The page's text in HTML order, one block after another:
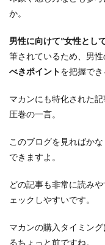
か。
男性に向けて”女性とし
筆されているため、男
べきポイントを把握でき
マカンにも特化された
圧巻の一言。
このブログを見ればか
できますよ。
どの記事も非常に読み
ェックしやすいです。
マカンの購入タイミン
るちょっと前ですね。